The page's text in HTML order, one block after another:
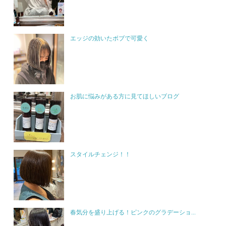
エッジの効いたボブで可愛く
お肌に悩みがある方に見てほしいブログ
スタイルチェンジ！！
春気分を盛り上げる！ピンクのグラデーショ...